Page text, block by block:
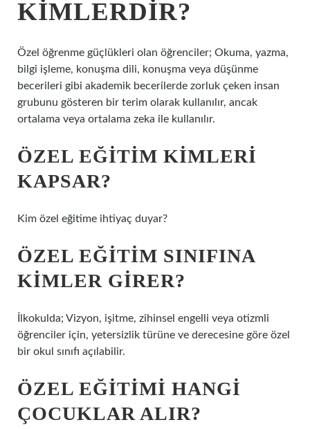
KIMLERDIR?
Özel öğrenme güçlükleri olan öğrenciler; Okuma, yazma,
bilgi işleme, konuşma dili, konuşma veya düşünme
becerileri gibi akademik becerilerde zorluk çeken insan
grubunu gösteren bir terim olarak kullanılır, ancak
ortalama veya ortalama zeka ile kullanılır.
ÖZEL EĞITIM KIMLERI
KAPSAR?
Kim özel eğitime ihtiyaç duyar?
ÖZEL EĞITIM SINIFINA
KIMLER GIRER?
İlkokulda; Vizyon, işitme, zihinsel engelli veya otizmli
öğrenciler için, yetersizlik türüne ve derecesine göre özel
bir okul sınıfı açılabilir.
ÖZEL EĞITIMI HANGI
ÇOCUKLAR ALIR?